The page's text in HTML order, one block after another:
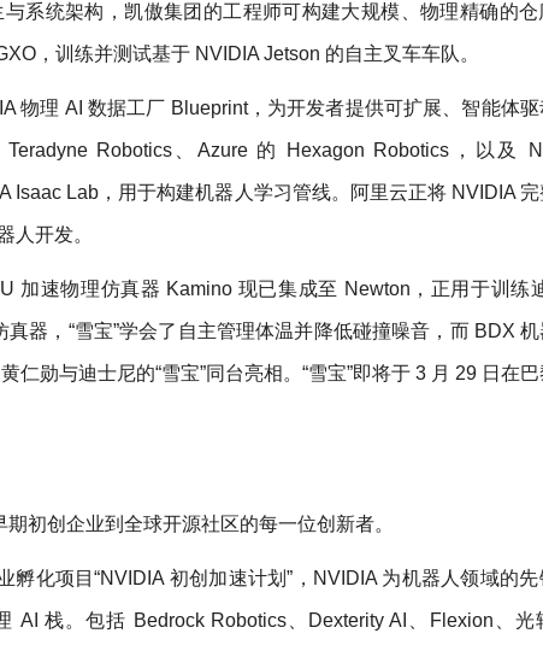
系统架构，凯傲集团的工程师可构建大规模、物理精确的
，训练并测试基于 NVIDIA Jetson 的自主叉车车队。
物理 AI 数据工厂 Blueprint，为开发者提供可扩展、智能体
Robotics、Azure 的 Hexagon Robotics，以及
Isaac Lab，用于构建机器人学习管线。阿里云正将 NVIDIA
人开发。
加速物理仿真器 Kamino 现已集成至 Newton，正用于训练
器，“雪宝”学会了自主管理体温并降低碰撞噪音，而 BDX
仁勋与迪士尼的“雪宝”同台亮相。“雪宝”即将于 3 月 29 日在
初创企业到全球开源社区的每一位创新者。
化项目“NVIDIA 初创加速计划”，NVIDIA 为机器人领域的先
栈。包括 Bedrock Robotics、Dexterity AI、Flexion、光